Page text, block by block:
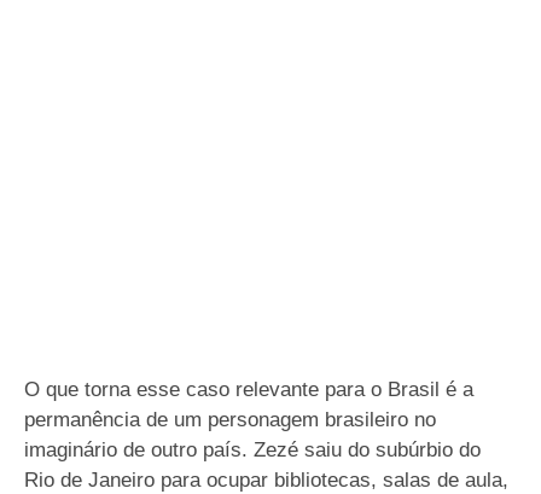
O que torna esse caso relevante para o Brasil é a
permanência de um personagem brasileiro no
imaginário de outro país. Zezé saiu do subúrbio do
Rio de Janeiro para ocupar bibliotecas, salas de aula,